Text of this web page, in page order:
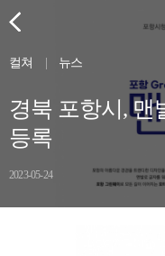
컬쳐 뉴스
경북 포항시, 맨
등록
2023-05-24